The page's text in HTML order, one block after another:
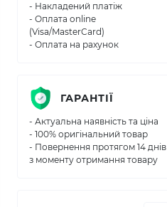
- Накладений платіж
- Оплата online
(Visa/MasterCard)
- Оплата на рахунок
ГАРАНТІЇ
- Актуальна наявність та ціна
- 100% оригінальний товар
- Повернення протягом 14 днів
з моменту отримання товару